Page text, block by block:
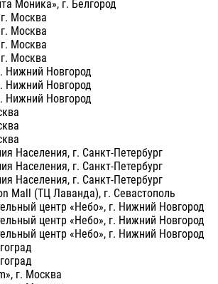
Моника», г. Белгород
Москва
Москва
Москва
Москва
Нижний Новгород
Нижний Новгород
Нижний Новгород
Населения, г. Санкт-Петербург
Населения, г. Санкт-Петербург
Населения, г. Санкт-Петербург
Mall (ТЦ Лаванда), г. Севастополь
центр «Небо», г. Нижний Новгород
центр «Небо», г. Нижний Новгород
центр «Небо», г. Нижний Новгород
г. Москва